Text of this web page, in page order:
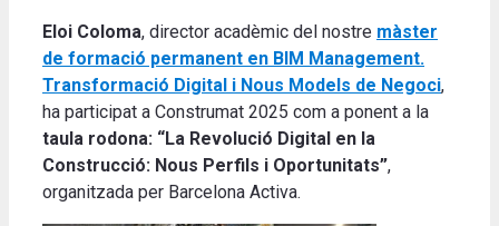
Eloi Coloma, director acadèmic del nostre màster
de formació permanent en BIM Management.
Transformació Digital i Nous Models de Negoci,
ha participat a Construmat 2025 com a ponent a la
taula rodona: “La Revolució Digital en la
Construcció: Nous Perfils i Oportunitats”,
organitzada per Barcelona Activa.